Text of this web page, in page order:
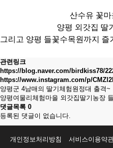
산수유 꽃마
양평 외갓집 딸
그리고 양평 들꽃수목원까지 즐
관련링크
https://blog.naver.com/birdkiss78/
https://www.instagram.com/p/
양평군 4남매의 딸기체험원정대 출격~
양평여물리체험마을 외갓집딸기농장
댓글목록 0
등록된 댓글이 없습니다.
개인정보처리방침 서비스이용약